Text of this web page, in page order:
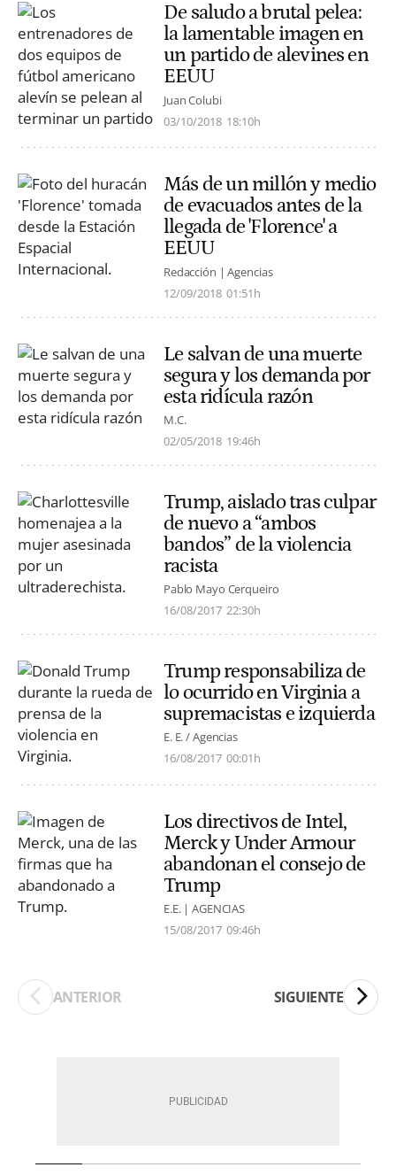
De saludo a brutal pelea:
la lamentable imagen en
un partido de alevines en
EEUU
Juan Colubi
03/10/2018 18:10h
Más de un millón y medio
de evacuados antes de la
llegada de 'Florence' a
EEUU
Redacción | Agencias
12/09/2018 01:51h
Le salvan de una muerte
segura y los demanda por
esta ridícula razón
M.C.
02/05/2018 19:46h
Trump, aislado tras culpar
de nuevo a “ambos
bandos” de la violencia
racista
Pablo Mayo Cerqueiro
16/08/2017 22:30h
Trump responsabiliza de
lo ocurrido en Virginia a
supremacistas e izquierda
E. E. / Agencias
16/08/2017 00:01h
Los directivos de Intel,
Merck y Under Armour
abandonan el consejo de
Trump
E.E. | AGENCIAS
15/08/2017 09:46h
ANTERIOR SIGUIENTE